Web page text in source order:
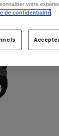
votre
de confidentialité